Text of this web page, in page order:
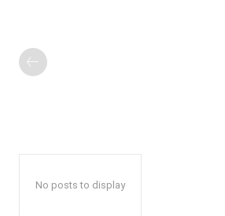
No posts to display